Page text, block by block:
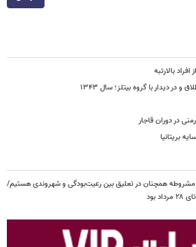
بالارتبه
در دیدار با گروه بیتلز؛ سال ۱۳۴۳
در دوران قاجار
بریتانیا
سال پس از مشروطه همچنان در تعلیق بین رعیت‌بودگی و شهروندی هستیم/